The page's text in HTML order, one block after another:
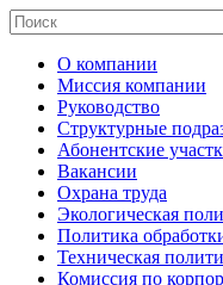
О компании
Миссия компании
Руководство
Структурные
Абонентские
Вакансии
Охрана труда
Экологическая
Политика
Техническая
Комиссия по